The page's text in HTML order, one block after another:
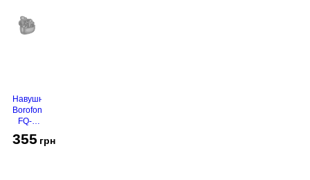
Навушники
Borofone
FQ-1
Black
355 грн